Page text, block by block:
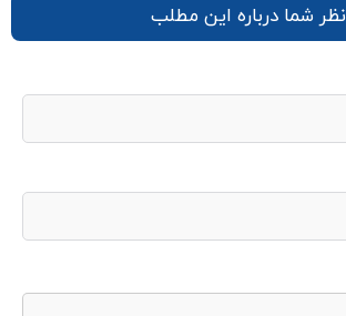
نظر شما درباره این مطلب